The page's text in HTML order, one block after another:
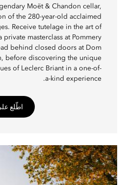
Moët & Chandon cellar,
of the 280-year-old acclaimed
Receive tutelage in the art of
private masterclass at Pommery
behind closed doors at Dom
before discovering the unique
of Leclerc Briant in a one-of-
a-kind experience.
اطّلع